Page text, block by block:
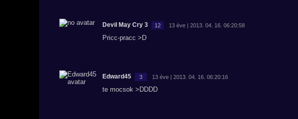
Devil May Cry 3 12 13 éve | 2013. 04. 16. 06:20:58
Pricc-pracc >D
Edward45 3 13 éve | 2013. 04. 16. 06:20:16
te mocsok >DDDD